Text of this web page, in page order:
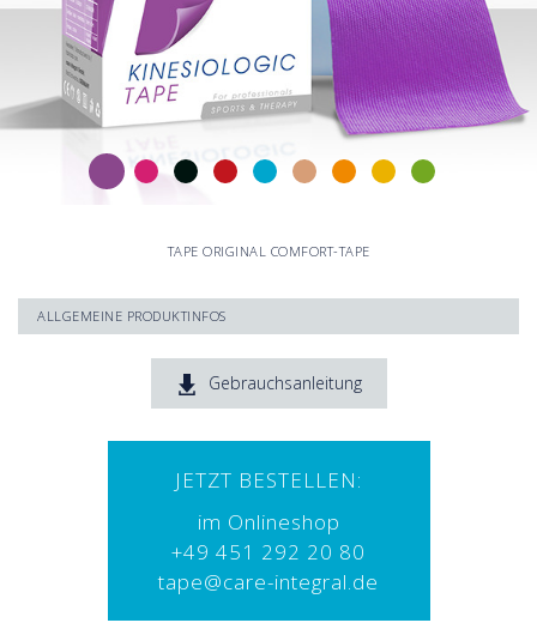
TAPE ORIGINAL COMFORT-TAPE
ALLGEMEINE PRODUKTINFOS
Hautfreundlichen Acrylatkleber (wellenförmig aufgetragen)
Stärke und Gewicht sind der menschlichen Haut nachempfunden
Hervorragende Hafteigenschaften bei Wasserkontakt
Frei von Medikamenten und anderen Wirkstoffen
Tragedauer bis zu 5 Tage
In 9 attraktiven Farben erhältlich
Gebrauchsanleitung
JETZT BESTELLEN:
im Onlineshop
+49 451 292 20 80
tape@care-integral.de